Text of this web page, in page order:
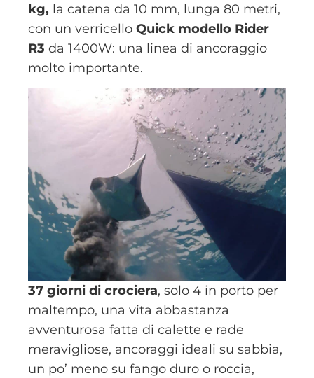
kg, la catena da 10 mm, lunga 80 metri,
con un verricello Quick modello Rider
R3 da 1400W: una linea di ancoraggio
molto importante.
37 giorni di crociera, solo 4 in porto per
maltempo, una vita abbastanza
avventurosa fatta di calette e rade
meravigliose, ancoraggi ideali su sabbia,
un po’ meno su fango duro o roccia,